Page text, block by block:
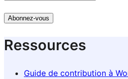
mail
Abonnez-vous
Ressources
Guide de contribution à